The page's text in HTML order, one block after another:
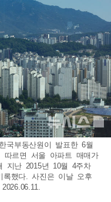
국부동산원이 발표한 6월
따르면 서울 아파트 매매가
지난 2015년 10월 4주차
록했다. 사진은 이날 오후